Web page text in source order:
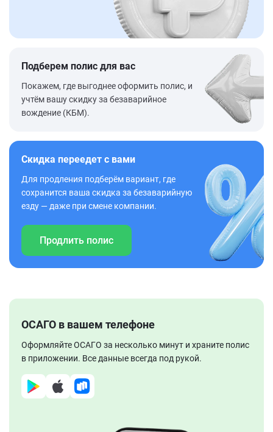
Подберем полис для вас
Покажем, где выгоднее оформить полис, и
учтём вашу скидку за безаварийное
вождение (КБМ).
Скидка переедет с вами
Для продления подберём вариант, где
сохранится ваша скидка за безаварийную
езду — даже при смене компании.
Продлить полис
ОСАГО в вашем телефоне
Оформляйте ОСАГО за несколько минут и храните полис
в приложении. Все данные всегда под рукой.